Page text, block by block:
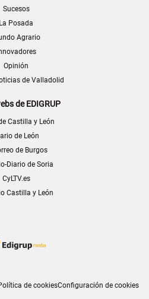
Sucesos
La Posada
Agrario
Opinión
de Valladolid
de EDIGRUP
Castilla y León
de León
de Burgos
Diario de Soria
CyLTV.es
Castilla y León
de cookiesConfiguración de cookies